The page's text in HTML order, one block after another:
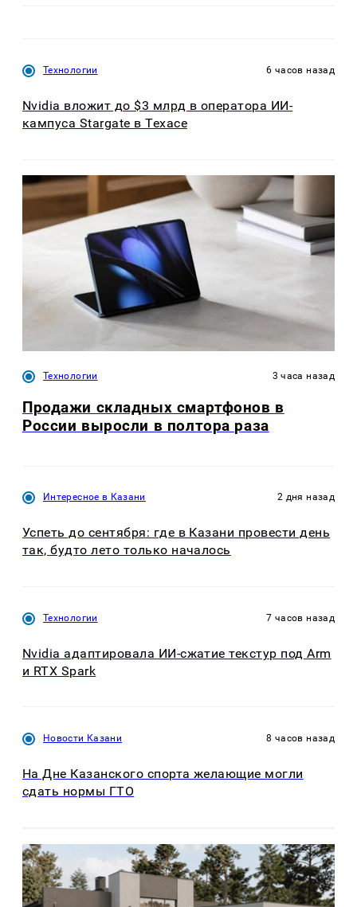
Технологии 6 часов назад
Nvidia вложит до $3 млрд в оператора ИИ-
кампуса Stargate в Техасе
Технологии 3 часа назад
Продажи складных смартфонов в
России выросли в полтора раза
Интересное в Казани 2 дня назад
Успеть до сентября: где в Казани провести день
так, будто лето только началось
Технологии 7 часов назад
Nvidia адаптировала ИИ-сжатие текстур под Arm
и RTX Spark
Новости Казани 8 часов назад
На Дне Казанского спорта желающие могли
сдать нормы ГТО